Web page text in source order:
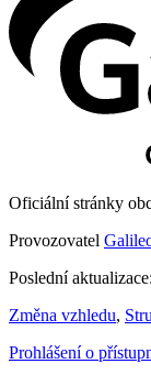
Oficiální stránky
Provozovatel
Poslední
Změna vzhledu,
Prohlášení o